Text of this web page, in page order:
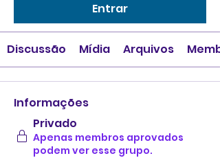
Entrar
Discussão Mídia Arquivos
Informações
Privado
Apenas membros aprovados
podem ver esse grupo.